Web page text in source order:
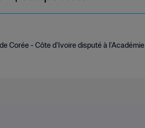
Corée - Côte d'Ivoire disputé à